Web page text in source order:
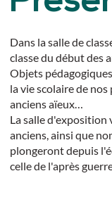
Dans la salle de
classe du début des
Objets
la vie scolaire de
anciens aïeux…
La salle d'exposition
anciens, ainsi que
plongeront depuis
celle de l'après